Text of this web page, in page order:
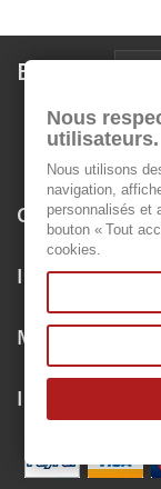
Boletín
Categorías
Información
Mi cuenta
Información
Nous
utilisateurs.
Nous utilisons
navigation,
personnalisés et
bouton « Tout
cookies.